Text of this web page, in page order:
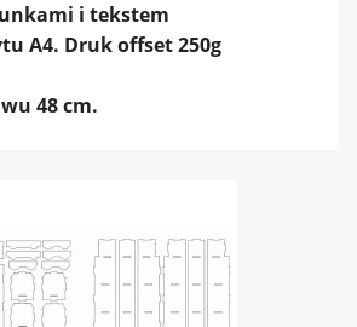
i tekstem
A4. Druk offset 250g
48 cm.